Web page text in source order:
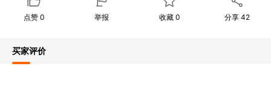
点赞 0 举报 收藏 0 分享 42
买家评价